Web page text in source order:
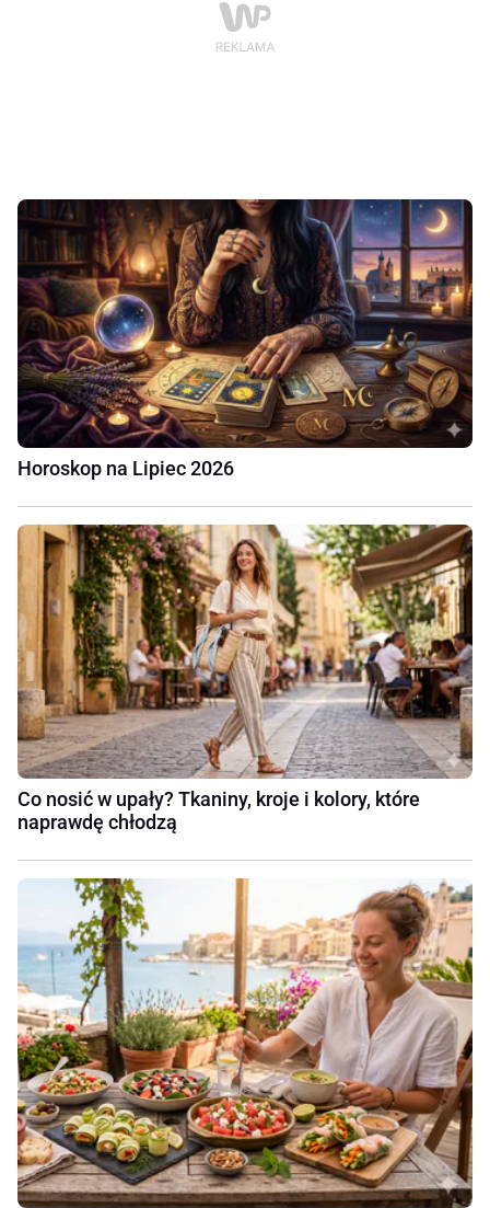
Horoskop na Lipiec 2026
Co nosić w upały? Tkaniny, kroje i kolory, które
naprawdę chłodzą